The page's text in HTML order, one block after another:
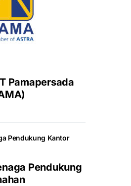
Pamapersada
Pendukung